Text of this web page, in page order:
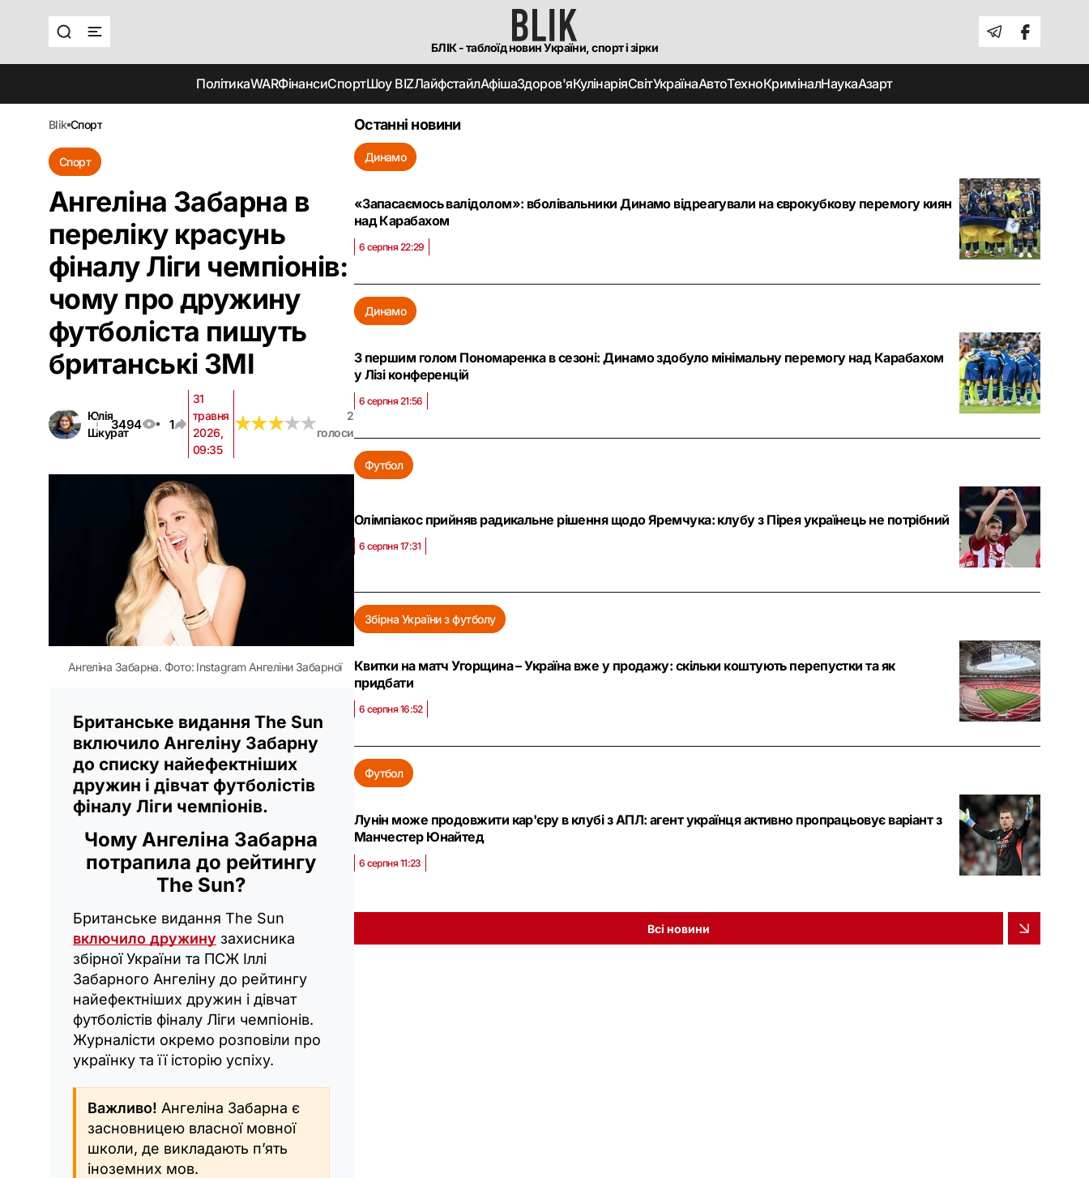
БЛІК - таблоїд новин України, спорт і зірки
ПолітикаWARФінансиСпортШоу BIZЛайфстайлАфішаЗдоров'яКулінаріяСвітУкраїнаАвтоТехноКриміналНаукаАзарт
blik спорт
Спорт
Ангеліна Забарна в
переліку красунь
фіналу Ліги чемпіонів:
чому про дружину
футболіста пишуть
британські ЗМІ
Юлія
Шкурат
3494 1
31
травня
2026,
09:35
★★★★★
★★★★★
2
голоси
Ангеліна Забарна. Фото: Instagram Ангеліни Забарної
Британське видання The Sun
включило Ангеліну Забарну
до списку найефектніших
дружин і дівчат футболістів
фіналу Ліги чемпіонів.
Чому Ангеліна Забарна
потрапила до рейтингу
The Sun?
Британське видання The Sun
включило дружину захисника
збірної України та ПСЖ Іллі
Забарного Ангеліну до рейтингу
найефектніших дружин і дівчат
футболістів фіналу Ліги чемпіонів.
Журналісти окремо розповіли про
українку та її історію успіху.
Важливо! Ангеліна Забарна є
засновницею власної мовної
школи, де викладають п’ять
іноземних мов.
Останні новини
Динамо
«Запасаємось валідолом»: вболівальники Динамо відреагували на єврокубкову перемогу киян
над Карабахом
6 серпня 22:29
Динамо
З першим голом Пономаренка в сезоні: Динамо здобуло мінімальну перемогу над Карабахом
у Лізі конференцій
6 серпня 21:56
Футбол
Олімпіакос прийняв радикальне рішення щодо Яремчука: клубу з Пірея українець не потрібний
6 серпня 17:31
Збірна України з футболу
Квитки на матч Угорщина – Україна вже у продажу: скільки коштують перепустки та як
придбати
6 серпня 16:52
Футбол
Лунін може продовжити кар'єру в клубі з АПЛ: агент українця активно пропрацьовує варіант з
Манчестер Юнайтед
6 серпня 11:23
Всі новини